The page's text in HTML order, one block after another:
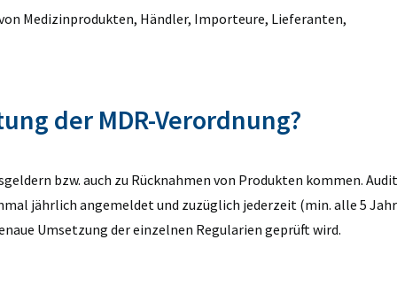
Medizinprodukten, Händler, Importeure, Lieferanten,
der MDR-Verordnung?
bzw. auch zu Rücknahmen von Produkten kommen.
jährlich angemeldet und zuzüglich jederzeit (min. alle 5
Umsetzung der einzelnen Regularien geprüft wird.